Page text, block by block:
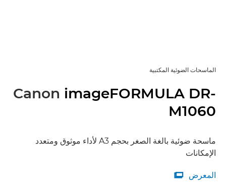
الماسحات الضوئية المكتبية
Canon imageFORMULA DR-
M1060
ماسحة ضوئية بالغة الصغر بحجم A3 لأداء موثوق ومتعدد
الإمكانات
المعرض
المعرض
